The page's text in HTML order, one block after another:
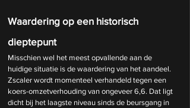
Waardering op een historisch
dieptepunt
Misschien wel het meest opvallende aan de
huidige situatie is de waardering van het aandeel.
Zscaler wordt momenteel verhandeld tegen een
koers-omzetverhouding van ongeveer 6,6. Dat ligt
dicht bij het laagste niveau sinds de beursgang in